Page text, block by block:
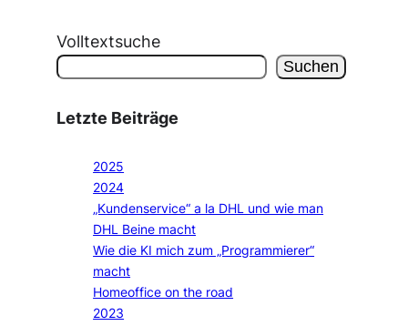
Volltextsuche
Suchen
Letzte Beiträge
2025
2024
„Kundenservice“ a la DHL und wie man
DHL Beine macht
Wie die KI mich zum „Programmierer“
macht
Homeoffice on the road
2023